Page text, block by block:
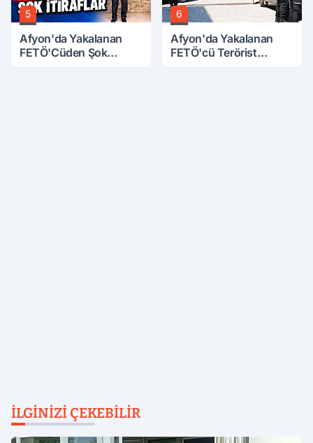
5
Afyon'da Yakalanan
FETÖ'Cüden Şok
6
Afyon'da Yakalanan
FETÖ'cü Terörist
İLGINIZI ÇEKEBILIR